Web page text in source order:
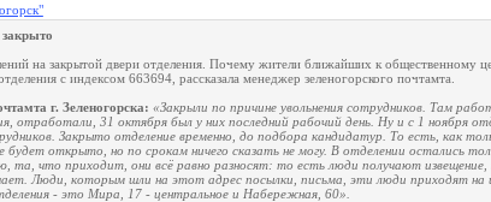
на закрытой двери отделения. Почему жители ближайших к общественному
с индексом 663694, рассказала менеджер зеленогорского почтамта.
г. Зеленогорска: «Закрыли по причине увольнения сотрудников. Там
отработали, 31 октября был у них последний рабочий день. Ну и с 1 ноября
Закрыто отделение временно, до подбора кандидатур. То есть, как
открыто, но по срокам ничего сказать не могу. В отделении остались
та, что приходит, они всё равно разносят: то есть люди получают извещение,
Люди, которым шли на этот адрес посылки, письма, эти люди приходят на
- это Мира, 17 - центральное и Набережная, 60».